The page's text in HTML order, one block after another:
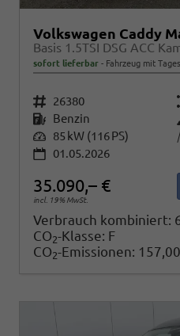
Volkswagen Caddy
Basis 1.5TSI DSG ACC
sofort lieferbar Fahrzeug mit
Fahrzeugnr. 26380
Kraftstoff Benzin
Leistung 85 kW (116 PS)
01.05.2026
35.090,– €
incl. 19% MwSt.
Verbrauch kombiniert:
CO2-Klasse: F
CO2-Emissionen: